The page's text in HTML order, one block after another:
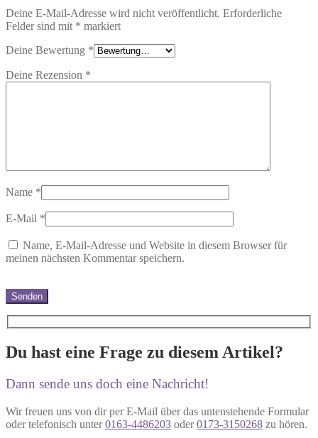
Deine E-Mail-Adresse wird nicht veröffentlicht. Erforderliche
Felder sind mit * markiert
Deine Bewertung *
Deine Rezension *
Name *
E-Mail *
Name, E-Mail-Adresse und Website in diesem Browser für
meinen nächsten Kommentar speichern.
Du hast eine Frage zu diesem Artikel?
Dann sende uns doch eine Nachricht!
Wir freuen uns von dir per E-Mail über das untenstehende Formular
oder telefonisch unter0163-4486203 oder0173-3150268 zu hören.